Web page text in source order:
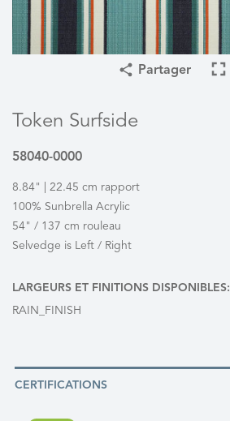
Partager
Token Surfside
58040-0000
8.84" | 22.45 cm rapport
100% Sunbrella Acrylic
54" / 137 cm rouleau
Selvedge is Left / Right
LARGEURS ET FINITIONS DISPONIBLES:
RAIN_FINISH
CERTIFICATIONS